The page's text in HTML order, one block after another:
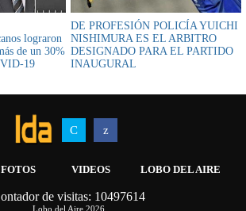
lograron
de un 30%
19
DE PROFESIÓN POLICÍA YUICHI
NISHIMURA ES EL ARBITRO
DESIGNADO PARA EL PARTIDO
INAUGURAL
FOTOS VIDEOS LOBO DEL AIRE
de visitas: 10497614
Lobo del Aire 2026